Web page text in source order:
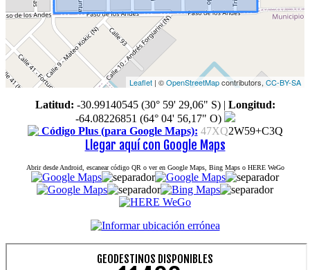
Leaflet | ©OpenStreetMapcontributors, CC-BY-SA
Latitud: -30.99140545 (30° 59' 29,06" S)| Longitud:
-64.08226851 (64° 04' 56,17" O)
Código Plus (para Google Maps): 47XQ2W59+C3Q
Llegar aquí con Google Maps
Abrir desde Android, escanear código QR o ver en Google Maps, Bing Maps o HERE WeGo
GEODESTINOS DISPONIBLES